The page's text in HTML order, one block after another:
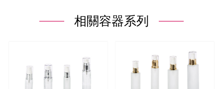
相關容器系列